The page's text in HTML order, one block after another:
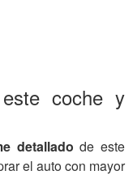
coche y
detalladode este
el auto con mayor